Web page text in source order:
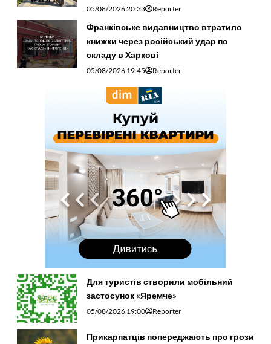
05/08/2026 20:33 Reporter
Франківське видавництво втратило
книжки через російський удар по
складу в Харкові
05/08/2026 19:45 Reporter
Для туристів створили мобільний
застосунок «Яремче»
05/08/2026 19:00 Reporter
Прикарпатців попереджають про грози